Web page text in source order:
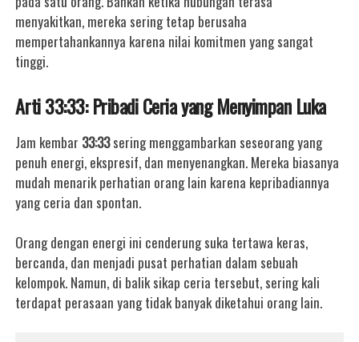
menyakitkan, mereka sering tetap berusaha
mempertahankannya karena nilai komitmen yang sangat
tinggi.
Arti 33:33: Pribadi Ceria yang Menyimpan Luka
Jam kembar 33:33sering menggambarkan seseorang yang
penuh energi, ekspresif, dan menyenangkan. Mereka biasanya
mudah menarik perhatian orang lain karena kepribadiannya
yang ceria dan spontan.
Orang dengan energi ini cenderung suka tertawa keras,
bercanda, dan menjadi pusat perhatian dalam sebuah
kelompok. Namun, di balik sikap ceria tersebut, sering kali
terdapat perasaan yang tidak banyak diketahui orang lain.